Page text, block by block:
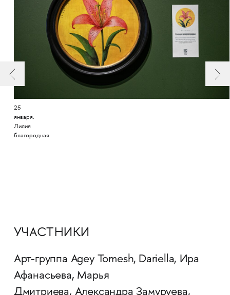
25
января.
Лилия
благородная
УЧАСТНИКИ
Арт-группа Agey Tomesh, Dariella, Ира
Афанасьева, Марья
Дмитриева, Александра Замуруева,